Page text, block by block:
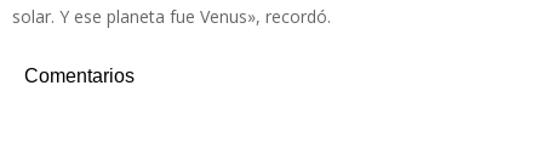
solar. Y ese planeta fue Venus», recordó.
Comentarios